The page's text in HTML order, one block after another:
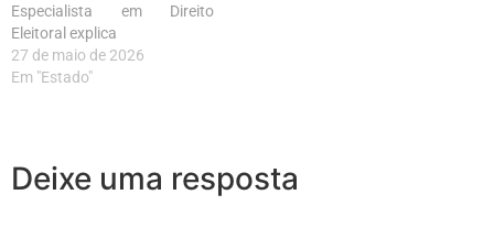
Especialista em Direito
Eleitoral explica
27 de maio de 2026
Em "Estado"
Deixe uma resposta